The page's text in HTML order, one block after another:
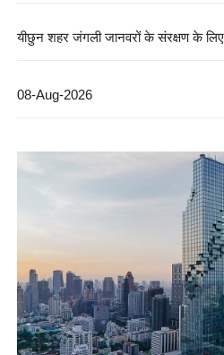
यीछुन शहर जंगली जानवरों के संरक्षण के
08-Aug-2026